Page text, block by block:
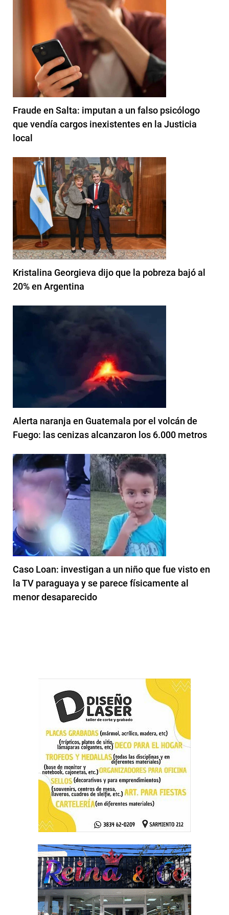
Fraude en Salta: imputan a un falso psicólogo
que vendía cargos inexistentes en la Justicia
local
Kristalina Georgieva dijo que la pobreza bajó al
20% en Argentina
Alerta naranja en Guatemala por el volcán de
Fuego: las cenizas alcanzaron los 6.000 metros
Caso Loan: investigan a un niño que fue visto en
la TV paraguaya y se parece físicamente al
menor desaparecido